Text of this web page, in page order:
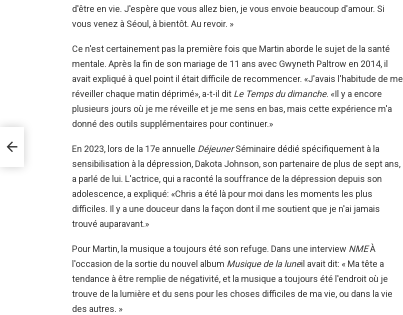
d'être en vie. J'espère que vous allez bien, je vous envoie beaucoup d'amour. Si
vous venez à Séoul, à bientôt. Au revoir. »
Ce n'est certainement pas la première fois que Martin aborde le sujet de la santé
mentale. Après la fin de son mariage de 11 ans avec Gwyneth Paltrow en 2014, il
avait expliqué à quel point il était difficile de recommencer. «J'avais l'habitude de me
réveiller chaque matin déprimé», a-t-il dit Le Temps du dimanche. «Il y a encore
plusieurs jours où je me réveille et je me sens en bas, mais cette expérience m'a
donné des outils supplémentaires pour continuer.»
En 2023, lors de la 17e annuelle DéjeunerSéminaire dédié spécifiquement à la
sensibilisation à la dépression, Dakota Johnson, son partenaire de plus de sept ans,
a parlé de lui. L'actrice, qui a raconté la souffrance de la dépression depuis son
adolescence, a expliqué: «Chris a été là pour moi dans les moments les plus
difficiles. Il y a une douceur dans la façon dont il me soutient que je n'ai jamais
trouvé auparavant.»
Pour Martin, la musique a toujours été son refuge. Dans une interview NMEÀ
l'occasion de la sortie du nouvel album Musique de la luneil avait dit: « Ma tête a
tendance à être remplie de négativité, et la musique a toujours été l'endroit où je
trouve de la lumière et du sens pour les choses difficiles de ma vie, ou dans la vie
des autres. »